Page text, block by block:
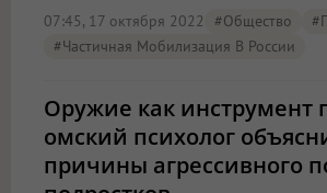
07:45, 17 октября 2022 #Общество
#Частичная Мобилизация В России
Оружие как инструмент
омский психолог
причины агрессивного